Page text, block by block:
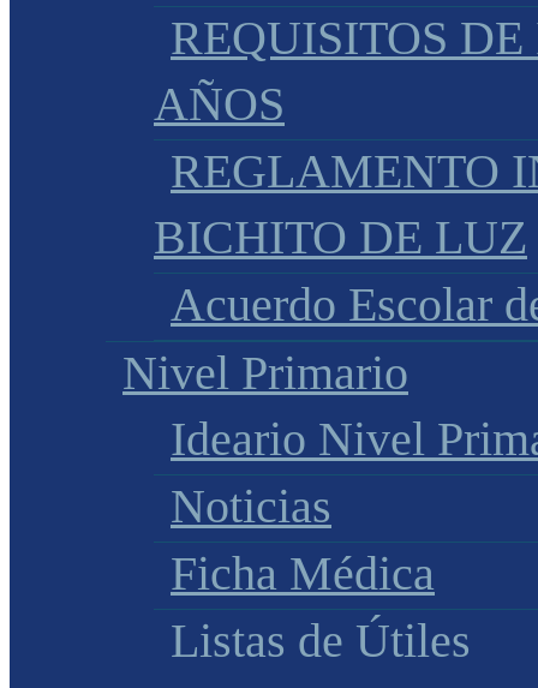
REQUISITOS
AÑOS
REGLAMENTO
BICHITO DE LUZ
Acuerdo Escolar
Nivel Primario
Ideario Nivel
Noticias
Ficha Médica
Listas de Útiles